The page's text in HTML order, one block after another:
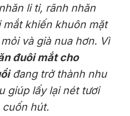
li ti, rãnh nhăn
mắt khiến khuôn mặt
và già nua hơn. Vì
đuôi mắt cho
đang trở thành nhu
giúp lấy lại nét tươi
hút.